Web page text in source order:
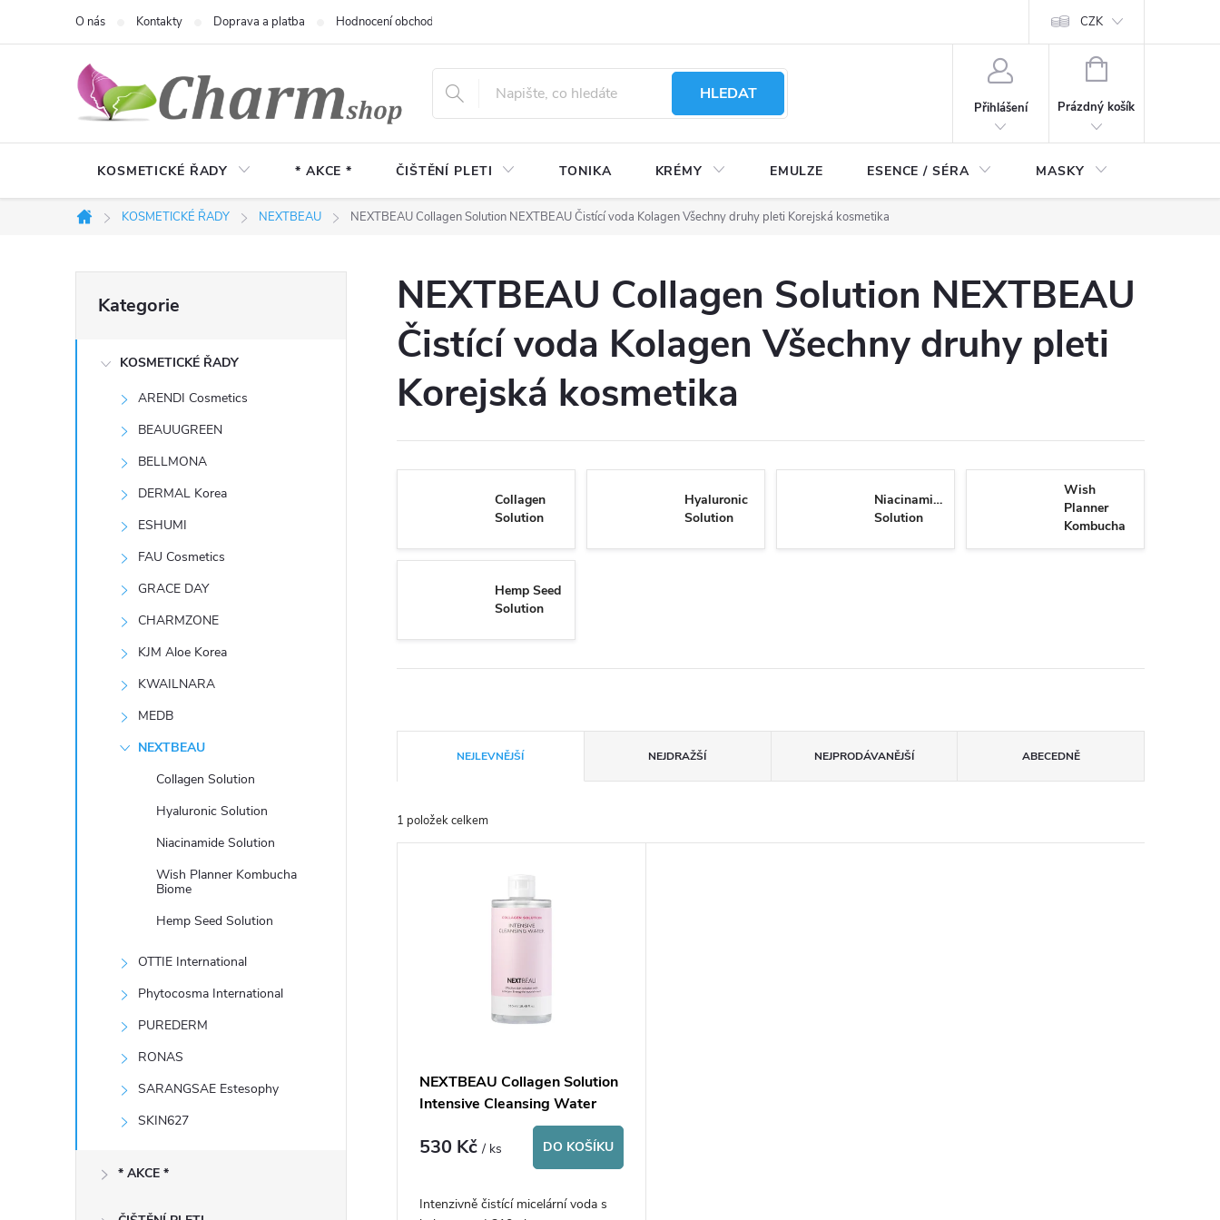
O nás Kontakty Doprava a platba Hodnocení obchodu CZK
HLEDAT
Přihlášení
NÁKUPNÍ
Prázdný košík
KOSMETICKÉ ŘADY * AKCE * ČIŠTĚNÍ PLETI TONIKA KRÉMY EMULZE ESENCE / SÉRA MASKY
Domů
KOSMETICKÉ ŘADY NEXTBEAU NEXTBEAU Collagen Solution NEXTBEAU Čistící voda Kolagen Všechny druhy pleti Korejská kosmetika
o
kategorie
Kategorie
KOSMETICKÉ ŘADY
ARENDI Cosmetics
BEAUUGREEN
BELLMONA
DERMAL Korea
ESHUMI
FAU Cosmetics
GRACE DAY
CHARMZONE
KJM Aloe Korea
KWAILNARA
MEDB
NEXTBEAU
Collagen Solution
Hyaluronic Solution
Niacinamide Solution
Wish Planner Kombucha
Biome
Hemp Seed Solution
OTTIE International
Phytocosma International
PUREDERM
RONAS
SARANGSAE Estesophy
SKIN627
* AKCE *
NEXTBEAU Collagen Solution NEXTBEAU
Čistící voda Kolagen Všechny druhy pleti
Korejská kosmetika
Collagen
Solution
Hyaluronic
Solution
Niacinamide
Solution
Wish
Planner
Kombucha
Biome
Hemp Seed
Solution
a
z
NEJLEVNĚJŠÍ NEJDRAŽŠÍ NEJPRODÁVANĚJŠÍ ABECEDNĚ
1 položek celkem
NEXTBEAU Collagen Solution
Intensive Cleansing Water
530 Kč/ ks DO KOŠÍKU
Intenzivně čistící micelární voda s